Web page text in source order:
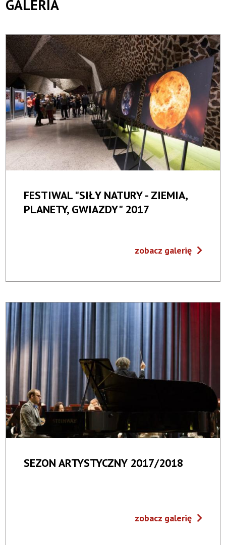
GALERIA
FESTIWAL "SIŁY NATURY - ZIEMIA,
PLANETY, GWIAZDY" 2017
zobacz galerię
SEZON ARTYSTYCZNY 2017/2018
zobacz galerię